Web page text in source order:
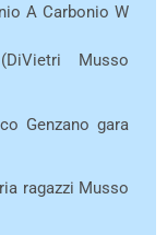
A Carbonio W
Musso
Genzano gara
ragazzi Musso